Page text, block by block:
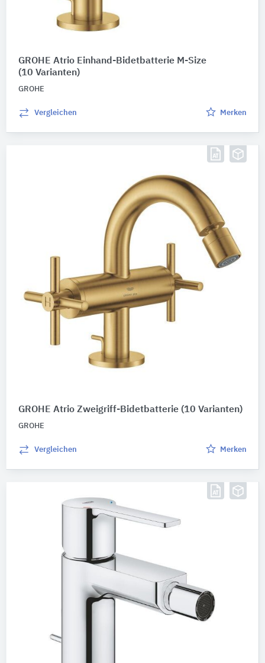
GROHE Atrio Einhand-Bidetbatterie M-Size
(10 Varianten)
GROHE
Vergleichen Merken
GROHE Atrio Zweigriff-Bidetbatterie (10 Varianten)
GROHE
Vergleichen Merken